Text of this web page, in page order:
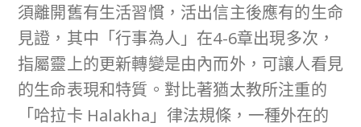
須離開舊有生活習慣，活出信主後應有的生命
見證，其中「行事為人」在4-6章出現多次，
指屬靈上的更新轉變是由內而外，可讓人看見
的生命表現和特質。對比著猶太教所注重的
「哈拉卡 Halakha」律法規條，一種外在的